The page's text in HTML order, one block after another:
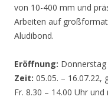
von 10-400 mm und
Arbeiten auf
Aludibond.
Eröffnung: Donnerstag
Zeit: 05.05. – 16.07.22,
Fr. 8.30 – 14.00 Uhr